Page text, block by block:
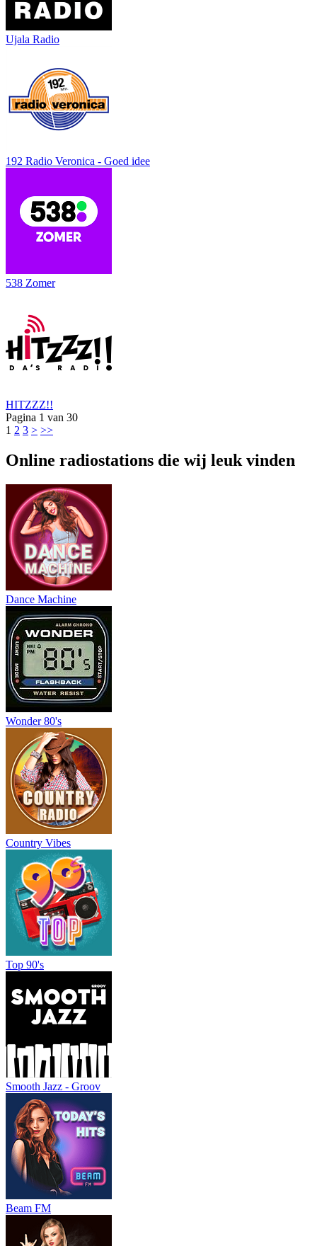
Ujala Radio
192 Radio Veronica - Goed idee
538 Zomer
HITZZZ!!
Pagina 1 van 30
1 2 3 > >>
Online radiostations die wij leuk vinden
Dance Machine
Wonder 80's
Country Vibes
Top 90's
Smooth Jazz - Groov
Beam FM